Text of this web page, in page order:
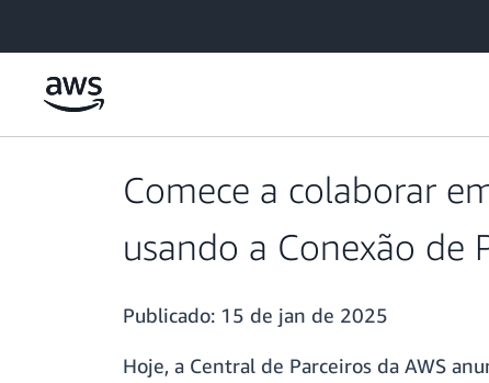
Comece a colaborar
usando a Conexão de
Publicado: 15 de jan de 2025
Hoje, a Central de Parceiros da AWS